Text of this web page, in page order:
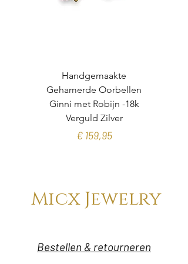
Handgemaakte
Gehamerde Oorbellen
Ginni met Robijn -18k
Verguld Zilver
Prijs
€ 159,95
Micx Jewelry
Bestellen & retourneren